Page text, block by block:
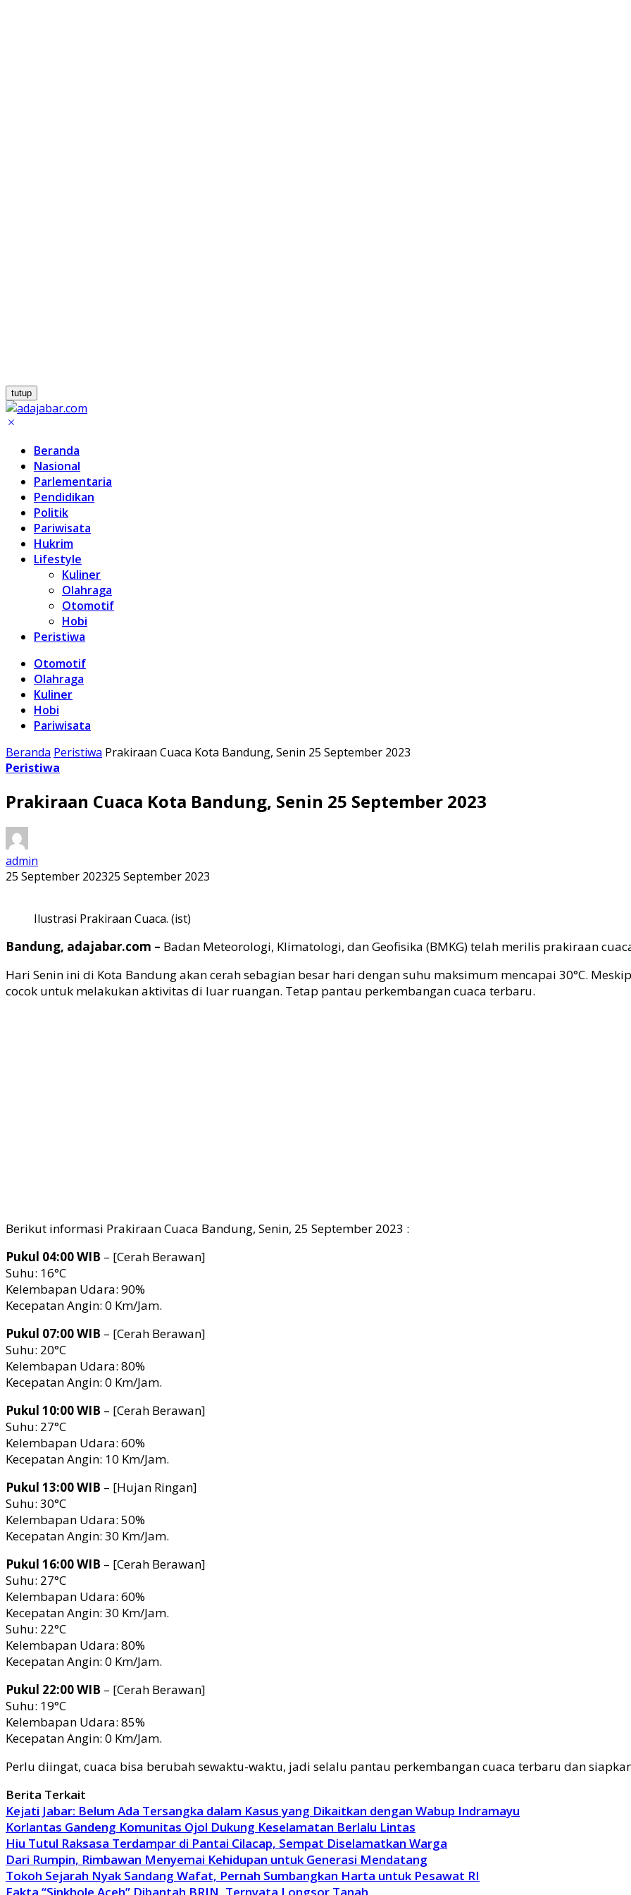
tutup
Beranda
Nasional
Parlementaria
Pendidikan
Politik
Pariwisata
Hukrim
Lifestyle
Kuliner
Olahraga
Otomotif
Hobi
Peristiwa
Otomotif
Olahraga
Kuliner
Hobi
Pariwisata
Beranda Peristiwa Prakiraan Cuaca Kota Bandung, Senin 25 September 2023
Peristiwa
Prakiraan Cuaca Kota Bandung, Senin 25 September 2023
admin
25 September 202325 September 2023
Ilustrasi Prakiraan Cuaca. (ist)
Bandung, adajabar.com – Badan Meteorologi, Klimatologi, dan Geofisika (BMKG) telah merilis prakiraan
Hari Senin ini di Kota Bandung akan cerah sebagian besar hari dengan suhu maksimum mencapai 30°C.
cocok untuk melakukan aktivitas di luar ruangan. Tetap pantau perkembangan cuaca terbaru.
Berikut informasi Prakiraan Cuaca Bandung, Senin, 25 September 2023 :
Pukul 04:00 WIB – [Cerah Berawan]
Suhu: 16°C
Kelembapan Udara: 90%
Kecepatan Angin: 0 Km/Jam.
Pukul 07:00 WIB – [Cerah Berawan]
Suhu: 20°C
Kelembapan Udara: 80%
Kecepatan Angin: 0 Km/Jam.
Pukul 10:00 WIB – [Cerah Berawan]
Suhu: 27°C
Kelembapan Udara: 60%
Kecepatan Angin: 10 Km/Jam.
Pukul 13:00 WIB – [Hujan Ringan]
Suhu: 30°C
Kelembapan Udara: 50%
Kecepatan Angin: 30 Km/Jam.
Pukul 16:00 WIB – [Cerah Berawan]
Suhu: 27°C
Kelembapan Udara: 60%
Kecepatan Angin: 30 Km/Jam.
Suhu: 22°C
Kelembapan Udara: 80%
Kecepatan Angin: 0 Km/Jam.
Pukul 22:00 WIB – [Cerah Berawan]
Suhu: 19°C
Kelembapan Udara: 85%
Kecepatan Angin: 0 Km/Jam.
Perlu diingat, cuaca bisa berubah sewaktu-waktu, jadi selalu pantau perkembangan cuaca terbaru dan
Berita Terkait
Kejati Jabar: Belum Ada Tersangka dalam Kasus yang Dikaitkan dengan Wabup Indramayu
Korlantas Gandeng Komunitas Ojol Dukung Keselamatan Berlalu Lintas
Hiu Tutul Raksasa Terdampar di Pantai Cilacap, Sempat Diselamatkan Warga
Dari Rumpin, Rimbawan Menyemai Kehidupan untuk Generasi Mendatang
Tokoh Sejarah Nyak Sandang Wafat, Pernah Sumbangkan Harta untuk Pesawat RI
Fakta “Sinkhole Aceh” Dibantah BRIN, Ternyata Longsor Tanah